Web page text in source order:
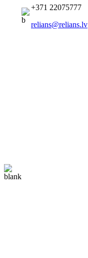
+371 22075777
relians@relians.lv